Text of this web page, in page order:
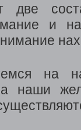
две
и
на
наши